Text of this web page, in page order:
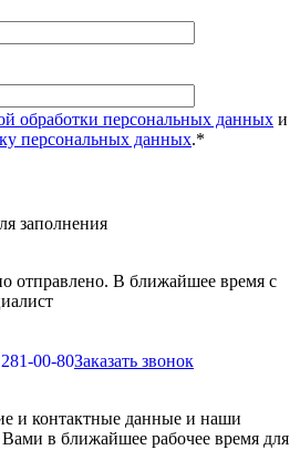
обработки персональных данных и
персональных данных.*
заполнения
отправлено. В ближайшее время с
00-80Заказать звонок
и контактные данные и наши
в ближайшее рабочее время для